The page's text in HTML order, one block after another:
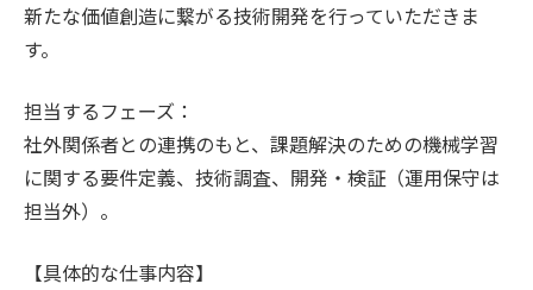
新たな価値創造に繋がる技術開発を行っていただきま
す。
担当するフェーズ：
社外関係者との連携のもと、課題解決のための機械学習
に関する要件定義、技術調査、開発・検証（運用保守は
担当外）。
【具体的な仕事内容】